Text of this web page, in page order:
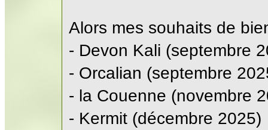
Alors mes souhaits de
- Devon Kali (septembre
- Orcalian (septembre
- la Couenne (novembre
- Kermit (décembre 2025)